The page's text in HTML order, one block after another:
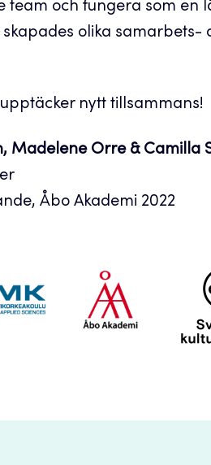
team och fungera som en
olika
nytt tillsammans!
Madelene Orre & Camilla
Åbo Akademi 2022